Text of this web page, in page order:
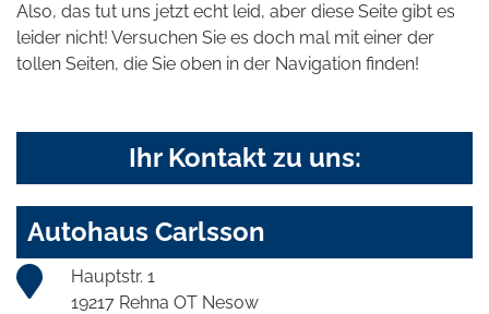
Also, das tut uns jetzt echt leid, aber diese Seite gibt es
leider nicht! Versuchen Sie es doch mal mit einer der
tollen Seiten, die Sie oben in der Navigation finden!
Ihr Kontakt zu uns:
Autohaus Carlsson
Hauptstr. 1
19217 Rehna OT Nesow